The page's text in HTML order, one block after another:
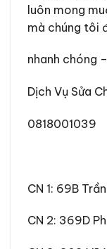
luôn mong
mà chúng tôi
nhanh chóng
Dịch Vụ Sửa
0818001039
CN 1: 69B
CN 2: 369D